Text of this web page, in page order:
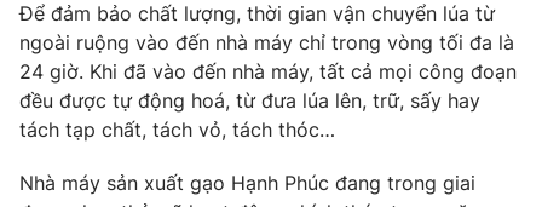
Tổng đài VTV: 024.38 355 931 - 024.38 355 932
Ðiện thoại Thời báo VTV:024.66 897 897
Email:
toasoan@vtv.vn
Liên hệ quảng cáo:024-7300.7108
Để đảm bảo chất lượng, thời gian vận chuyển lúa từ
ngoài ruộng vào đến nhà máy chỉ trong vòng tối đa là
24 giờ. Khi đã vào đến nhà máy, tất cả mọi công đoạn
đều được tự động hoá, từ đưa lúa lên, trữ, sấy hay
tách tạp chất, tách vỏ, tách thóc…
Nhà máy sản xuất gạo Hạnh Phúc đang trong giai